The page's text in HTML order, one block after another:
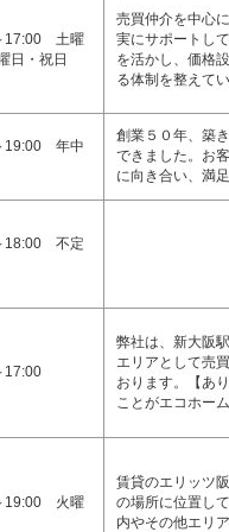
17:00 土曜
日・祝日
売買仲介を中心
実にサポートし
を活かし、価格
る体制を整えて
19:00 年中
創業５０年、築
できました。お
に向き合い、満
18:00 不定
17:00
弊社は、新大阪
エリアとして売
おります。【あ
ことがエコホー
19:00 火曜
賃貸のエリッツ
の場所に位置し
内やその他エリ